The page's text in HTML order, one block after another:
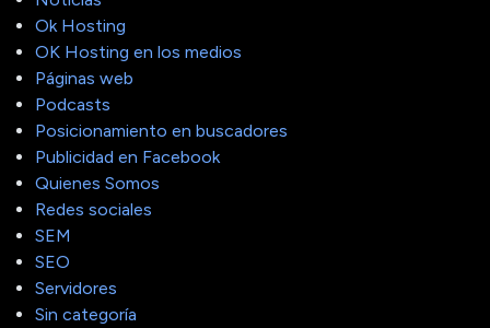
Ok Hosting
OK Hosting en los medios
Páginas web
Podcasts
Posicionamiento en buscadores
Publicidad en Facebook
Quienes Somos
Redes sociales
SEM
SEO
Servidores
Sin categoría